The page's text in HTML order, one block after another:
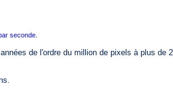
seconde.
de l'ordre du million de pixels à plus de